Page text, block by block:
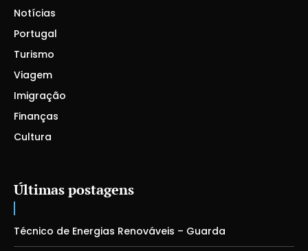
Notícias
Portugal
Turismo
Viagem
Imigração
Finanças
Cultura
Últimas postagens
Técnico de Energias Renováveis – Guarda